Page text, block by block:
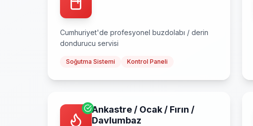
Cumhuriyet'de profesyonel buzdolabı / derin
dondurucu servisi
Soğutma Sistemi Kontrol Paneli
Ankastre / Ocak / Fırın /
Davlumbaz